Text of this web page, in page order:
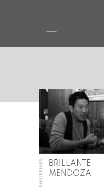
PHILIPPINES
BRILLANTE
MENDOZA